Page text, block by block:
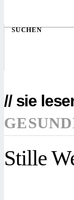
SUCHEN
// sie
Stille